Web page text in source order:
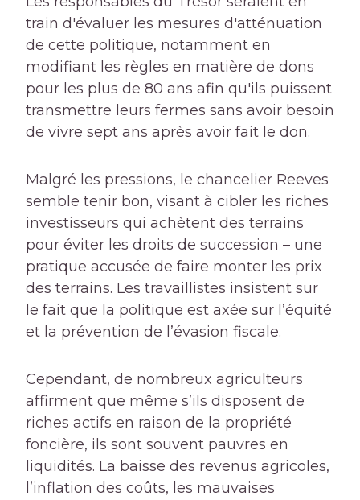
train d'évaluer les mesures d'atténuation
de cette politique, notamment en
modifiant les règles en matière de dons
pour les plus de 80 ans afin qu'ils puissent
transmettre leurs fermes sans avoir besoin
de vivre sept ans après avoir fait le don.
Malgré les pressions, le chancelier Reeves
semble tenir bon, visant à cibler les riches
investisseurs qui achètent des terrains
pour éviter les droits de succession – une
pratique accusée de faire monter les prix
des terrains. Les travaillistes insistent sur
le fait que la politique est axée sur l’équité
et la prévention de l’évasion fiscale.
Cependant, de nombreux agriculteurs
affirment que même s’ils disposent de
riches actifs en raison de la propriété
foncière, ils sont souvent pauvres en
liquidités. La baisse des revenus agricoles,
l’inflation des coûts, les mauvaises